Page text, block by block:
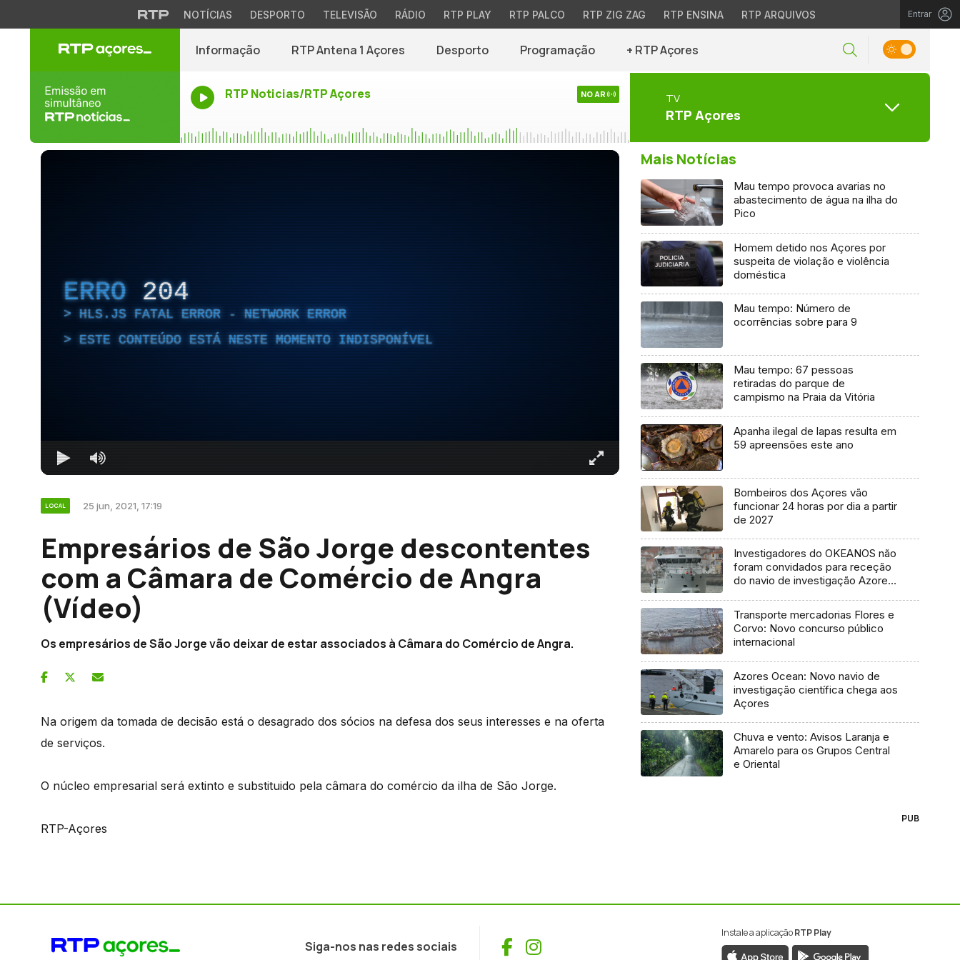
NOTÍCIAS DESPORTO TELEVISÃO RÁDIO RTP PLAY RTP PALCO RTP ZIG ZAG RTP ENSINA RTP ARQUIVOS Entrar
Informação RTP Antena 1 Açores Desporto Programação + RTP Açores
RTP Noticias/RTP Açores NO AR TV
RTP Açores
ERRO 204
HLS.JS FATAL ERROR - NETWORK ERROR
ESTE CONTEÚDO ESTÁ NESTE MOMENTO INDISPONÍVEL
LOCAL 25 jun, 2021, 17:19
Empresários de São Jorge descontentes
com a Câmara de Comércio de Angra
(Vídeo)
Os empresários de São Jorge vão deixar de estar associados à Câmara do Comércio de Angra.
Na origem da tomada de decisão está o desagrado dos sócios na defesa dos seus interesses e na oferta
de serviços.
O núcleo empresarial será extinto e substituido pela câmara do comércio da ilha de São Jorge.
RTP-Açores
Mais Notícias
Mau tempo provoca avarias no
abastecimento de água na ilha do
Pico
Homem detido nos Açores por
suspeita de violação e violência
doméstica
Mau tempo: Número de
ocorrências sobre para 9
Mau tempo: 67 pessoas
retiradas do parque de
campismo na Praia da Vitória
Apanha ilegal de lapas resulta em
59 apreensões este ano
Bombeiros dos Açores vão
funcionar 24 horas por dia a partir
de 2027
Investigadores do OKEANOS não
foram convidados para receção
do navio de investigação Azores
Transporte mercadorias Flores e
Corvo: Novo concurso público
internacional
Azores Ocean: Novo navio de
investigação científica chega aos
Açores
Chuva e vento: Avisos Laranja e
Amarelo para os Grupos Central
e Oriental
PUB
Siga-nos nas redes sociais Facebook
Instagram
Instale a aplicaçãoRTP Play